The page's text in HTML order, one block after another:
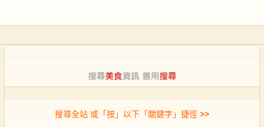
搜尋全站 或「按」以下「關鍵字」捷徑 >>